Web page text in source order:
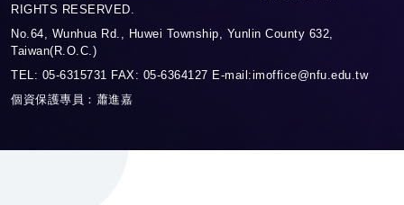
RIGHTS RESERVED.
No.64, Wunhua Rd., Huwei Township, Yunlin County 632,
Taiwan(R.O.C.)
TEL: 05-6315731 FAX: 05-6364127 E-mail:imoffice@nfu.edu.tw
個資保護專員：蕭進嘉